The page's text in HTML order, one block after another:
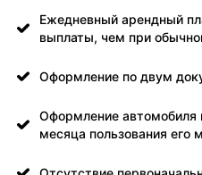
Ежедневный арендный
выплаты, чем при
Оформление по двум
Оформление автомобиля
месяца пользования его